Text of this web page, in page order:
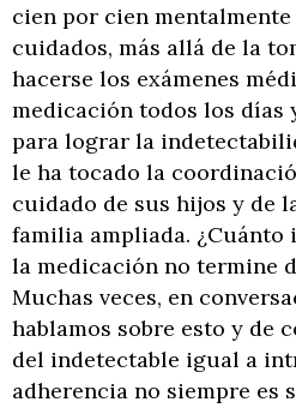
cien por cien
cuidados, más allá de la
hacerse los exámenes
medicación todos los días
para lograr la
le ha tocado la
cuidado de sus hijos y de
familia ampliada. ¿Cuánto
la medicación no termine
Muchas veces, en
hablamos sobre esto y de
del indetectable igual a
adherencia no siempre es